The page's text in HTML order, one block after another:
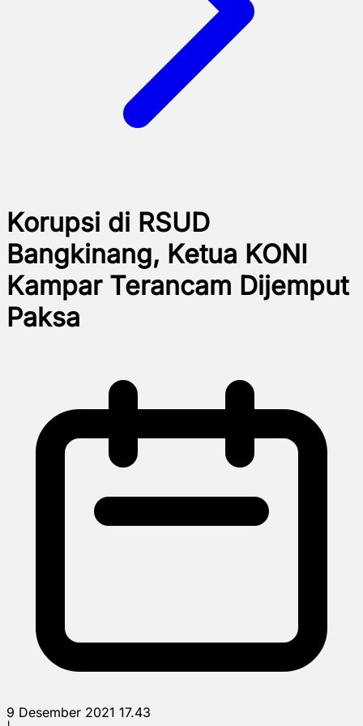
Korupsi di RSUD
Bangkinang, Ketua KONI
Kampar Terancam Dijemput
Paksa
9 Desember 2021 17.43